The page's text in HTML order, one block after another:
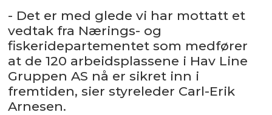
- Det er med glede vi har mottatt et
vedtak fra Nærings- og
fiskeridepartementet som medfører
at de 120 arbeidsplassene i Hav Line
Gruppen AS nå er sikret inn i
fremtiden, sier styreleder Carl-Erik
Arnesen.